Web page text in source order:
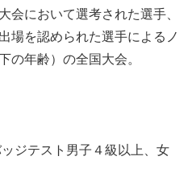
会において選考された選手、
場を認められた選手によるノ
の年齢）の全国大会。
ジテスト男子４級以上、女